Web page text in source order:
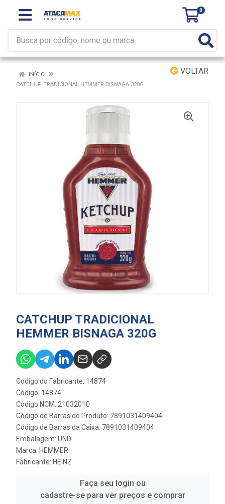
0
VOLTAR
INÍCIO
CATCHUP TRADICIONAL HEMMER BISNAGA 320G
CATCHUP TRADICIONAL
HEMMER BISNAGA 320G
Código do Fabricante: 14874
Código: 14874
Código NCM: 21032010
Código de Barras do Produto: 7891031409404
Código de Barras da Caixa: 7891031409404
Embalagem: UND
Marca: HEMMER
Fabricante: HEINZ
Faça seu login ou
cadastre-se para ver preços e comprar